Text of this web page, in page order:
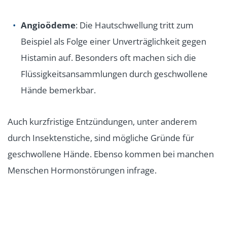
Angioödeme: Die Hautschwellung tritt zum
Beispiel als Folge einer Unverträglichkeit gegen
Histamin auf. Besonders oft machen sich die
Flüssigkeitsansammlungen durch geschwollene
Hände bemerkbar.
Auch kurzfristige Entzündungen, unter anderem
durch Insektenstiche, sind mögliche Gründe für
geschwollene Hände. Ebenso kommen bei manchen
Menschen Hormonstörungen infrage.